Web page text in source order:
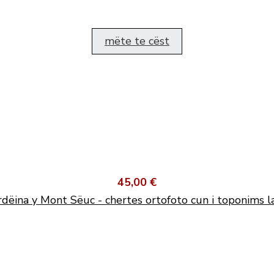
mëte te cëst
45,00 €
y Mont Sëuc - chertes ortofoto cun i toponims